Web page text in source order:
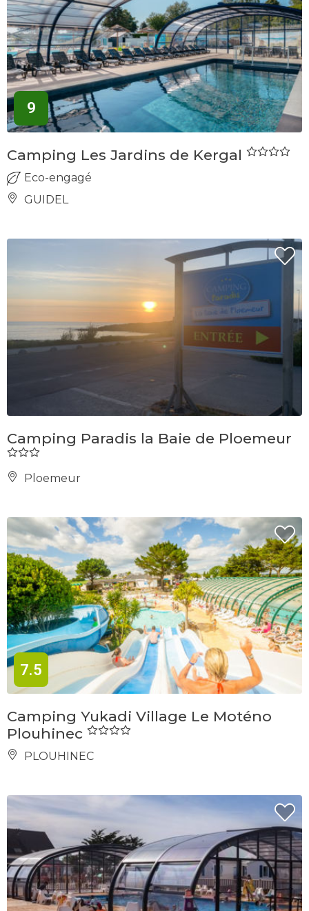
9
Camping Les Jardins de Kergal
Eco-engagé
GUIDEL
Camping Paradis la Baie de Ploemeur
Ploemeur
7.5
Camping Yukadi Village Le Moténo
Plouhinec
PLOUHINEC